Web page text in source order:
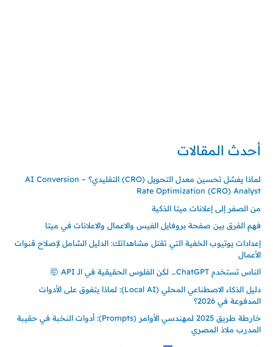
أحدث المقالات
لماذا يفشل تحسين معدل التحويل (CRO) التقليدي؟ – AI Conversion
Rate Optimization (CRO) Analyst
من الصفر إلى إعلانات ميتا الذكية
فهم الفرق بين صفحة بروفايل الفيس والاعمال والاعلانات في ميتا
إعدادات يوتيوب الخفية التي تقتل مشاهداتك: الدليل الشامل لإصلاح قنوات
الأعمال
الناس تستخدم ChatGPT… لكن الفلوس الحقيقية في الـ API 🤯
دليل الذكاء الاصطناعي المحلي (Local AI): لماذا يتفوق على الأدوات
المدفوعة في 2026؟
خارطة طريق 2025 لمهندسي الأوامر (Prompts): أدوات النخبة في حقيبة
المدرب ملاذ المصري